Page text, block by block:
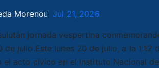
Moreno Jul 21, 2026
jornada vespertina
julio.Este lunes 20 de julio, a la 1:12
el acto cívico en el Instituto Nacional de